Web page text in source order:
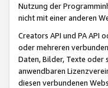
Nutzung der
nicht mit einer anderen
Creators API und PA API
oder mehreren
Daten, Bilder, Texte
anwendbaren
diesen verbundenen